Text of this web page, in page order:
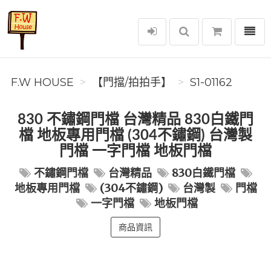
F.W House
選單
F.W HOUSE 【門擋/拍拍手】 S1-01162
830 不鏽鋼門檔 台灣精品 830白鐵門
檔 地板專用門檔 (304不鏽鋼) 台灣製
門檔 一字門檔 地板門檔
不鏽鋼門檔 台灣精品
830白鐵門檔
地板專用門檔
(304不鏽鋼) 台灣製
門檔
一字門檔
地板門檔
商品資訊